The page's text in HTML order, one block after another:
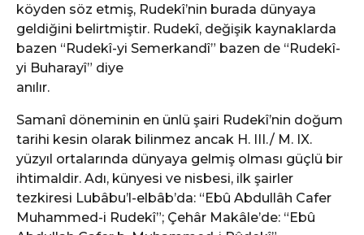
köyden söz etmiş, Rudekî’nin burada dünyaya
geldiğini belirtmiştir. Rudekî, değişik kaynaklarda
bazen “Rudekî-yi Semerkandî” bazen de “Rudekî-
yi Buharayî” diye
anılır.
Samanî döneminin en ünlü şairi Rudekî’nin doğum
tarihi kesin olarak bilinmez ancak H. III./ M. IX.
yüzyıl ortalarında dünyaya gelmiş olması güçlü bir
ihtimaldir. Adı, künyesi ve nisbesi, ilk şairler
tezkiresi Lubâbu’l-elbâb’da: “Ebû Abdullâh Cafer
Muhammed-i Rudekî”; Çehâr Makâle’de: “Ebû